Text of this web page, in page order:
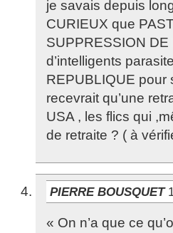
je savais depuis
CURIEUX que
SUPPRESSION
d’intelligents
REPUBLIQUE pour
recevrait qu’une
USA , les flics qui
de retraite ? ( à
PIERRE BOUSQUET
« On n’a que ce